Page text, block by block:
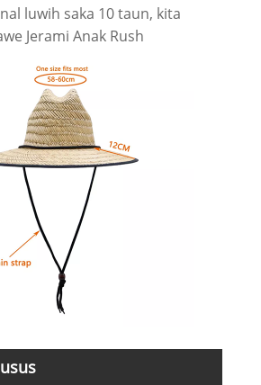
luwih saka 10 taun, kita
Jerami Anak Rush